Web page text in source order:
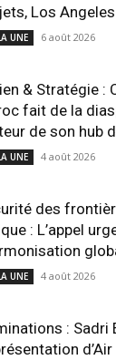
Los
UNE 6 août 2026
& Stratégie :
fait de la
de son hub
UNE 4 août 2026
des
: L’appel
UNE 4 août 2026
: Sadri